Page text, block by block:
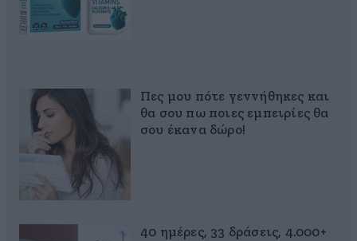
Πες μου πότε γεννήθηκες και
θα σου πω ποιες εμπειρίες θα
σου έκανα δώρο!
40 ημέρες, 33 δράσεις, 4.000+